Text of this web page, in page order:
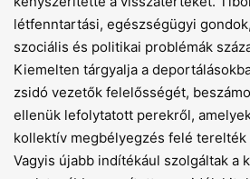
létfenntartási, egészségügyi
szociális és politikai problémák
Kiemelten tárgyalja a
zsidó vezetők felelősségét,
ellenük lefolytatott perekről,
kollektív megbélyegzés felé terelték
Vagyis újabb indítékául szolgáltak a